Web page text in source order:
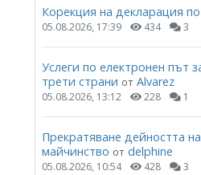
Корекция на декларация
05.08.2026, 17:39 434 3
Услеги по електронен път
трети страни от Alvarez
05.08.2026, 13:12 228 1
Прекратяване дейността
майчинство от delphine
05.08.2026, 10:54 428 3